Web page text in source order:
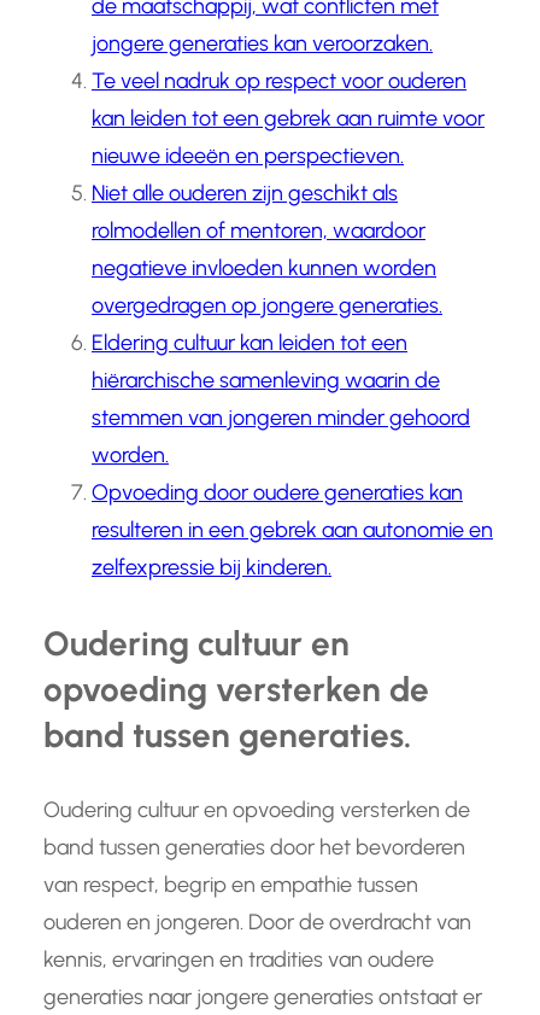
de maatschappij, wat conflicten met
jongere generaties kan veroorzaken.
Te veel nadruk op respect voor ouderen
kan leiden tot een gebrek aan ruimte voor
nieuwe ideeën en perspectieven.
Niet alle ouderen zijn geschikt als
rolmodellen of mentoren, waardoor
negatieve invloeden kunnen worden
overgedragen op jongere generaties.
Eldering cultuur kan leiden tot een
hiërarchische samenleving waarin de
stemmen van jongeren minder gehoord
worden.
Opvoeding door oudere generaties kan
resulteren in een gebrek aan autonomie en
zelfexpressie bij kinderen.
Oudering cultuur en
opvoeding versterken de
band tussen generaties.
Oudering cultuur en opvoeding versterken de
band tussen generaties door het bevorderen
van respect, begrip en empathie tussen
ouderen en jongeren. Door de overdracht van
kennis, ervaringen en tradities van oudere
generaties naar jongere generaties ontstaat er